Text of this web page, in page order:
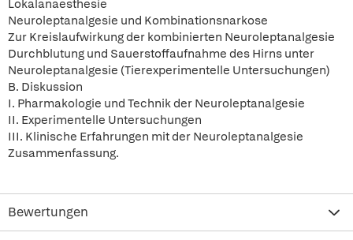
Lokalanaesthesie
Neuroleptanalgesie und Kombinationsnarkose
Zur Kreislaufwirkung der kombinierten Neuroleptanalgesie
Durchblutung und Sauerstoffaufnahme des Hirns unter
Neuroleptanalgesie (Tierexperimentelle Untersuchungen)
B. Diskussion
I. Pharmakologie und Technik der Neuroleptanalgesie
II. Experimentelle Untersuchungen
III. Klinische Erfahrungen mit der Neuroleptanalgesie
Zusammenfassung.
Bewertungen